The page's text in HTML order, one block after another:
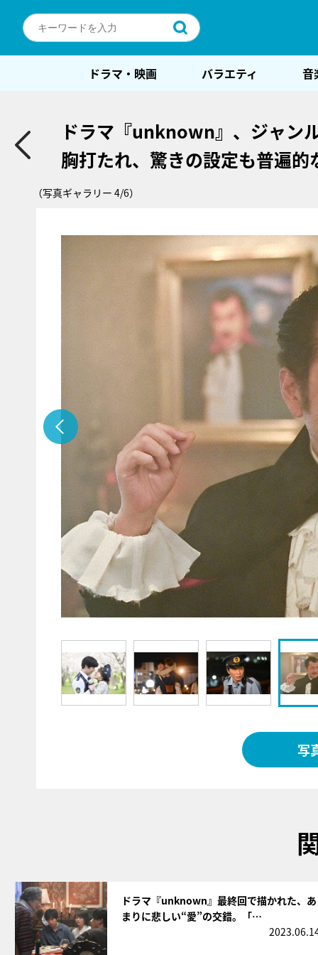
ドラマ・映画 バラエティ 音
ドラマ『unknown』、ジャン
胸打たれ、驚きの設定も普遍的
（写真ギャラリー 4/6）
写
ドラマ『unknown』最終回で描かれた、あ
まりに悲しい“愛”の交錯。「…